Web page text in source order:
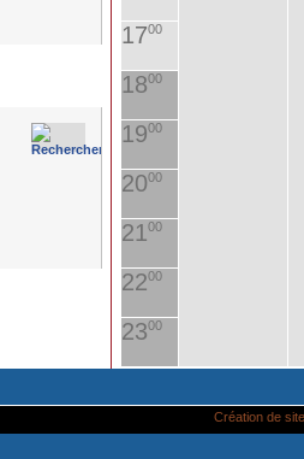
1700
1800
1900
2000
2100
2200
2300
Création de